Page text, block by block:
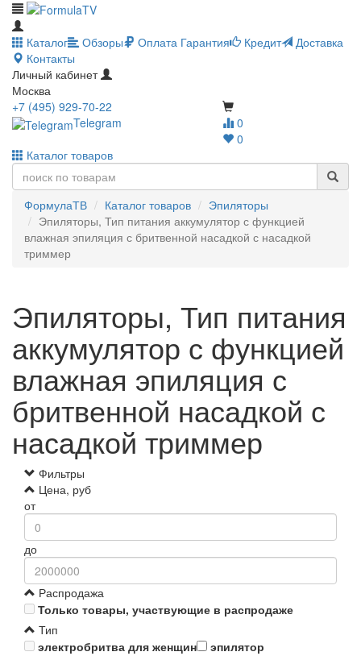
Каталог Обзоры Оплата Гарантия Кредит
Доставка
Контакты
Личный кабинет
Москва
0
0
+7 (495) 929-70-22
Telegram
Каталог товаров
ФормулаТВ Каталог товаров
Эпиляторы
Эпиляторы, Тип питания аккумулятор с функцией
влажная эпиляция с бритвенной насадкой с насадкой
триммер
Эпиляторы, Тип питания
аккумулятор с функцией
влажная эпиляция с
бритвенной насадкой с
насадкой триммер
Фильтры
Цена, руб
от
до
Распродажа
Только товары, участвующие в распродаже
Тип
электробритва для женщин
эпилятор